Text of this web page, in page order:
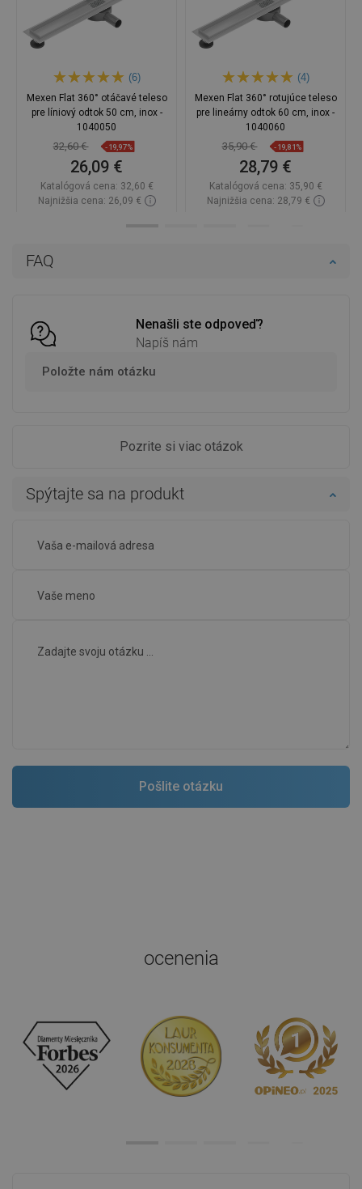
FAQ
Nenašli ste odpoveď?
Napíš nám
Položte nám otázku
Pozrite si viac otázok
Spýtajte sa na produkt
(6)
Mexen Flat 360° otáčavé teleso
pre líniový odtok 50 cm, inox -
1040050
32,60 € -19,97%
26,09 €
Katalógová cena: 32,60 €
Najnižšia cena: 26,09 €
(4)
Mexen Flat 360° rotujúce teleso
pre lineárny odtok 60 cm, inox -
1040060
35,90 € -19,81%
28,79 €
Katalógová cena: 35,90 €
Najnižšia cena: 28,79 €
ocenenia